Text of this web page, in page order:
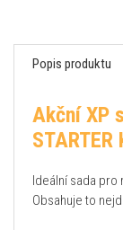
Popis produktu
Akční XP
STARTER
Ideální sada pro
Obsahuje to